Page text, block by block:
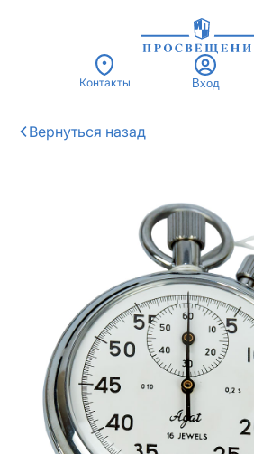
Контакты Вход